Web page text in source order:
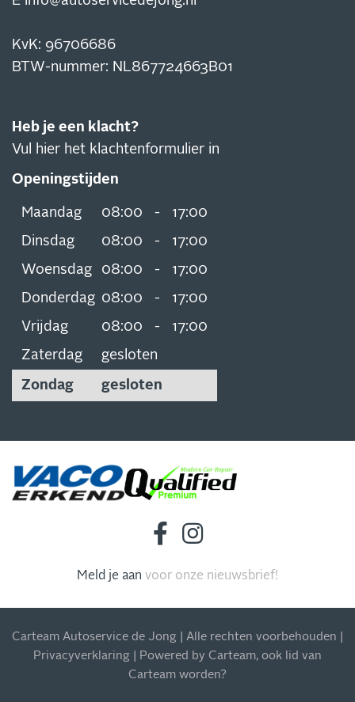
KvK: 96706686
BTW-nummer: NL867724663B01
Heb je een klacht?
Vul hier het klachtenformulier in
Openingstijden
Maandag 08:00 -
17:00
Dinsdag
08:00 -
17:00
Woensdag
08:00 -
17:00
Donderdag 08:00 -
17:00
Vrijdag
08:00 -
17:00
Zaterdag
gesloten
Zondag gesloten
Meld je aan voor onze nieuwsbrief!
INSCHRIJVEN NIEUWSBRIEF
meer!
Carteam Autoservice de Jong | Alle rechten voorbehouden |
Privacyverklaring | Powered by Carteam, ook lid van
Carteam worden?